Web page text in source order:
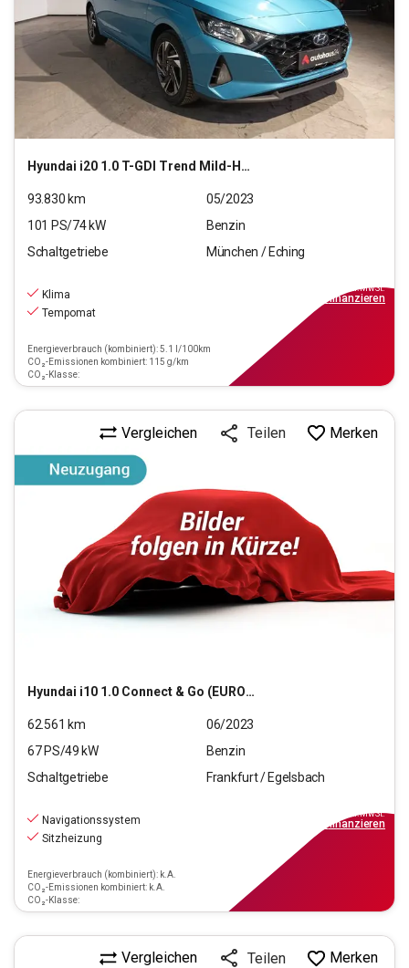
Hyundai i20 1.0 T-GDI Trend Mild-Hybrid
93.830 km
05/2023
101 PS/74kW
Benzin
Schaltgetriebe
München / Eching
Klima
Tempomat
Energieverbrauch (kombiniert): 5.1 l/100km
CO₂-Emissionen kombiniert: 115 g/km
CO₂-Klasse:
inkl.MwSt.
finanzieren
Hyundai i10 1.0 Connect & Go (EURO 6d)
Vergleichen Teilen Merken
62.561 km
06/2023
67PS/49kW
Benzin
Schaltgetriebe
Frankfurt / Egelsbach
Navigationssystem
Sitzheizung
Energieverbrauch (kombiniert): k.A.
CO₂-Emissionen kombiniert: k.A.
CO₂-Klasse:
inkl.MwSt.
finanzieren
Vergleichen Teilen Merken